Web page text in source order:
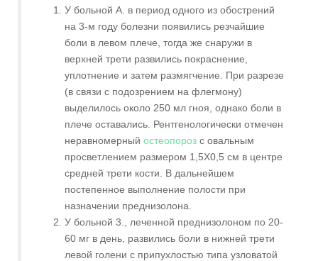
У больной А. в период одного из обострений
на 3-м году болезни появились резчайшие
боли в левом плече, тогда же снаружи в
верхней трети развились покраснение,
уплотнение и затем размягчение. При разрезе
(в связи с подозрением на флегмону)
выделилось около 250 мл гноя, однако боли в
плече оставались. Рентгенологически отмечен
неравномерный остеопорозс овальным
просветлением размером 1,5Χ0,5 см в центре
средней трети кости. В дальнейшем
постепенное выполнение полости при
назначении преднизолона.
У больной 3., леченной преднизолоном по 20-
60 мг в день, развились боли в нижней трети
левой голени с припухлостью типа узловатой